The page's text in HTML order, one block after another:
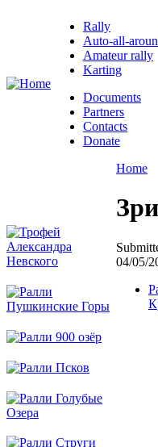
Rally
Auto-all-
Amateur rally
Karting
Documents
Partners
Contacts
Donate
Home
04/05/